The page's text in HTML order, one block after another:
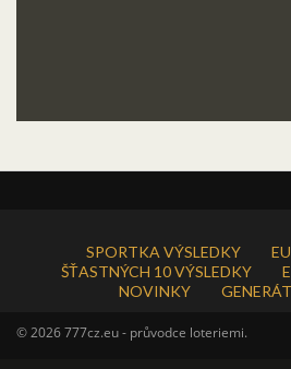
SPORTKA VÝSLEDKY
ŠŤASTNÝCH 10 VÝSLEDKY
NOVINKY
© 2026 777cz.eu - průvodce loteriemi.